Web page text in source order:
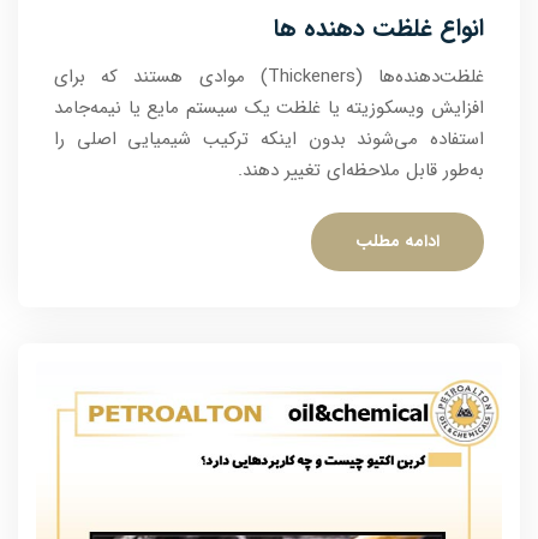
انواع غلظت دهنده ها
غلظت‌دهنده‌ها (Thickeners) موادی هستند که برای
افزایش ویسکوزیته یا غلظت یک سیستم مایع یا نیمه‌جامد
استفاده می‌شوند بدون اینکه ترکیب شیمیایی اصلی را
به‌طور قابل ملاحظه‌ای تغییر دهند.
ادامه مطلب